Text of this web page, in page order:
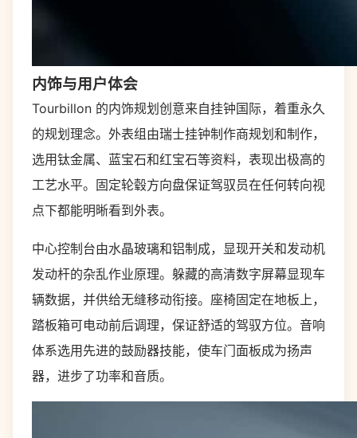
内饰与用户体会
Tourbillon 的内饰规划创意来自挂钟国际，着重永久
的规划理念。外表组由瑞士挂钟制作商规划和制作，
选用钛金属、蓝宝石和红宝石等资料，表现出极高的
工艺水平。固定轮毂方向盘保证驾驭员在任何转向视
点下都能明晰看到外表。
中心控制台由水晶玻璃和铝制成，显现开关和发动机
发动杆的杂乱作业原理。躲藏的高清数字屏幕显现车
辆数据，并供给无缝移动衔接。座椅固定在地板上，
踏板箱可电动前后调理，保证舒适的驾驭方位。音响
体系选用先进的鼓励器技能，使车门面板成为扬声
器，进步了功率和音质。